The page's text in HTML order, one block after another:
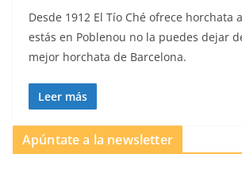
Desde 1912 El Tío Ché ofrece horchata
estás en Poblenou no la puedes dejar
mejor horchata de Barcelona.
Leer más
Apúntate a la newsletter